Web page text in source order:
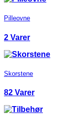
Pilleovne
2 Varer
Skorstene
82 Varer